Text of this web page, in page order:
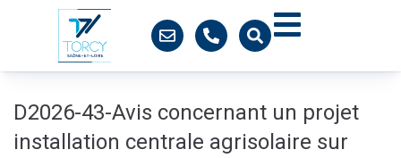
D2026-43-Avis concernant un projet
installation centrale agrisolaire sur